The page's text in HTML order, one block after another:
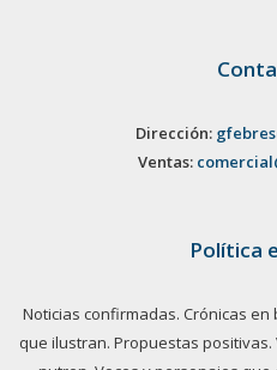
Dirección:
Ventas:
Política
Noticias confirmadas. Crónicas
que ilustran. Propuestas